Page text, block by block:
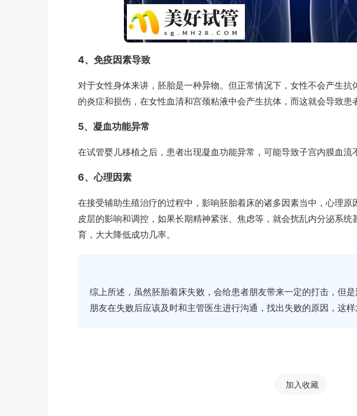
4、免疫因素导致
对于女性身体来讲，胚胎是一种异物。但正常情况下，女性不会产生
的炎症和损伤，在女性血清和宫颈粘液中会产生抗体，而这就会导致患
5、凝血功能异常
在试管婴儿移植之后，患者出现凝血功能异常，可能导致子宫内膜血流
6、心理因素
在接受辅助生殖治疗的过程中，影响胚胎着床的诸多因素当中，心理
皮层的影响和调控，如果长期精神紧张、焦虑等，就会扰乱内分泌系
育，大大降低成功几率。
综上所述，虽然胚胎着床失败，会给患者朋友带来一定的打击，但
朋友在失败后应该及时和主管医生进行沟通，找出失败的原因，这样
加入收藏